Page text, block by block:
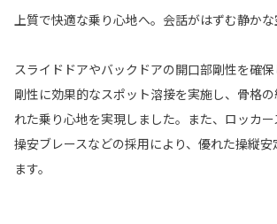
上質で快適な乗り心地へ。会話がはずむ静かな
スライドドアやバックドアの開口部剛性を確
剛性に効果的なスポット溶接を実施し、骨格
れた乗り心地を実現しました。また、ロッカ
操安ブレースなどの採用により、優れた操縦
ます。